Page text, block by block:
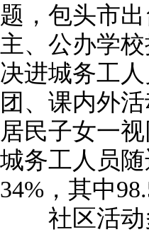
题，包头市
主、公办学
决进城务工
团、课内外
居民子女一
城务工人员
34%，其中
社区活动